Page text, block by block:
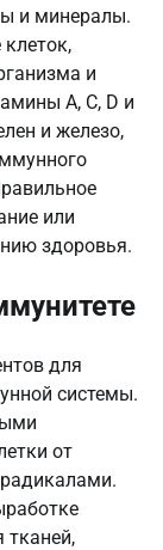
и минералы.
и
A, C, D и
и железо,
или
здоровья.
для
системы.
от
тканей,